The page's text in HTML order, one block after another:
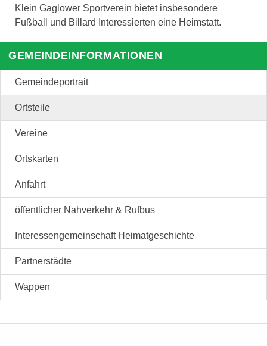
GEMEINDEINFORMATIONEN
Gemeindeportrait
Ortsteile
Vereine
Ortskarten
Anfahrt
öffentlicher Nahverkehr & Rufbus
Interessengemeinschaft Heimatgeschichte
Partnerstädte
Wappen
Klein Gaglower Sportverein bietet insbesondere
Fußball und Billard Interessierten eine Heimstatt.